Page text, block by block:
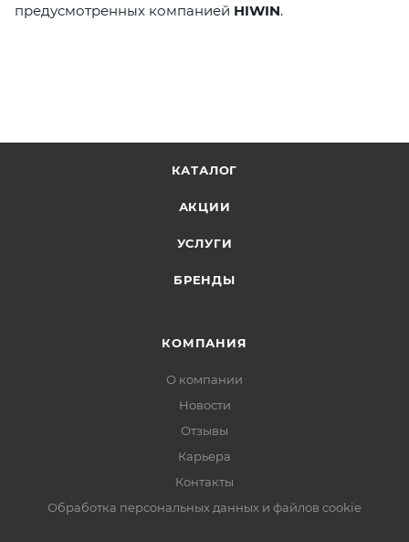
предусмотренных компанией HIWIN.
КАТАЛОГ
АКЦИИ
УСЛУГИ
БРЕНДЫ
КОМПАНИЯ
О компании
Новости
Отзывы
Карьера
Контакты
Обработка персональных данных и файлов cookie